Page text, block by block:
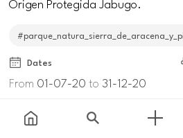
Origen Protegida Jabugo.
Dates
From 01-07-20to 31-12-20
Carr. San Juan del Puerto a